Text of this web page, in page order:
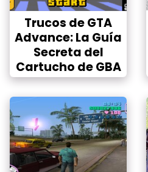
Trucos de GTA
Advance: La Guía
Secreta del
Cartucho de GBA